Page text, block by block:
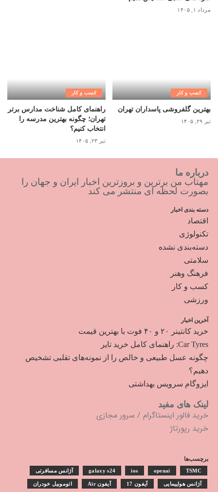
مرداد ۱, ۱۴۰۵
کسب و کار
بهترین گلفروشی پاسداران تهران
تیر ۲۹, ۱۴۰۵
کسب و کار
راهنمای کامل شناخت مدارس برتر
تهران؛ چگونه بهترین مدرسه را
انتخاب کنیم؟
تیر ۲۳, ۱۴۰۵
درباره ما
مهتاب من برترین و بروزترین اخبار ایران و جهان را
بصورت لحظه ای منتشر می کند
دسته بندی اخبار
اقتصاد
تکنولوژی
دسته‌بندی نشده
سلامتی
فرهنگ وهنر
کسب و کار
ورزشی
آخرین اخبار
خرید کانتینر ۲۰ و ۴۰ فوت با بهترین قیمت
Car Tyres: راهنمای کامل خرید تایر
چگونه عسل طبیعی و خالص را از نمونه‌های تقلبی تشخیص
دهیم؟
ایزوگام سرویس بهداشتی
لینک های مفید
خرید فالور اینستاگرام / سرور مجازی
خرید رپورتاژ
برچسب‌ها
galaxy s24 ios openai TSMC آژانس مسافرتی
آژانس هواپیمایی آیفون 17 آیفون Air اتوموبیل خودران